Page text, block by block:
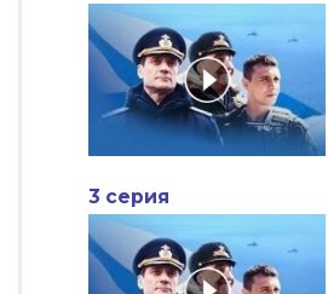
3 серия